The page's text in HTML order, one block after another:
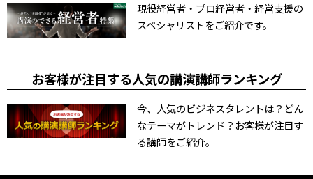
現役経営者・プロ経営者・経営支援の
スペシャリストをご紹介です。
お客様が注目する人気の講演講師ランキング
今、人気のビジネスタレントは？どん
なテーマがトレンド？お客様が注目す
る講師をご紹介。